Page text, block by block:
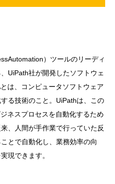
）ツールのリーディ
UiPath社が開発したソフトウェ
は、コンピュータソフトウェア
る技術のこと。UiPathは、この
ネスプロセスを自動化するため
、人間が手作業で行っていた反
とで自動化し、業務効率の向
現できます。